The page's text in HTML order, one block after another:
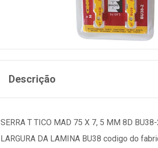
Descrição
SERRA T TICO MAD 75 X 7, 5 MM 8D
LARGURA DA LAMINA BU38 codigo do